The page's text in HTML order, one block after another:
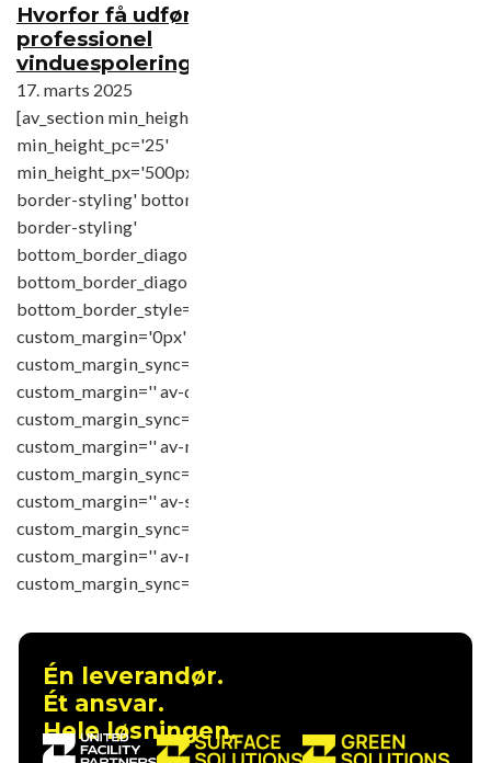
Hvorfor få udført
professionel
vinduespolering?
17. marts 2025
[av_section min_height=''
min_height_pc='25'
min_height_px='500px' shadow='no-
border-styling' bottom_border='no-
border-styling'
bottom_border_diagonal_color='#333333'
bottom_border_diagonal_direction=''
bottom_border_style='' padding='default'
custom_margin='0px'
custom_margin_sync='true' av-desktop-
custom_margin='' av-desktop-
custom_margin_sync='true' av-medium-
custom_margin='' av-medium-
custom_margin_sync='true' av-small-
custom_margin='' av-small-
custom_margin_sync='true' av-mini-
custom_margin='' av-mini-
custom_margin_sync='true'…
Én leverandør.
Ét ansvar.
Hele løsningen.